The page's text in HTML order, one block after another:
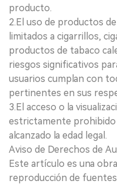
producto.
2.El uso de productos
limitados a cigarrillos,
productos de tabaco
riesgos significativos
usuarios cumplan con
pertinentes en sus
3.El acceso o la
estrictamente prohibido
alcanzado la edad legal.
Aviso de Derechos de
Este artículo es una
reproducción de